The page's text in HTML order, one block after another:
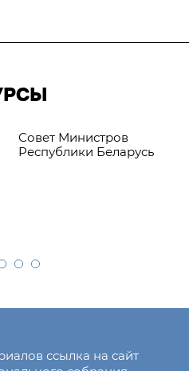
Совет Министров
Республики Беларусь
ссылка на сайт